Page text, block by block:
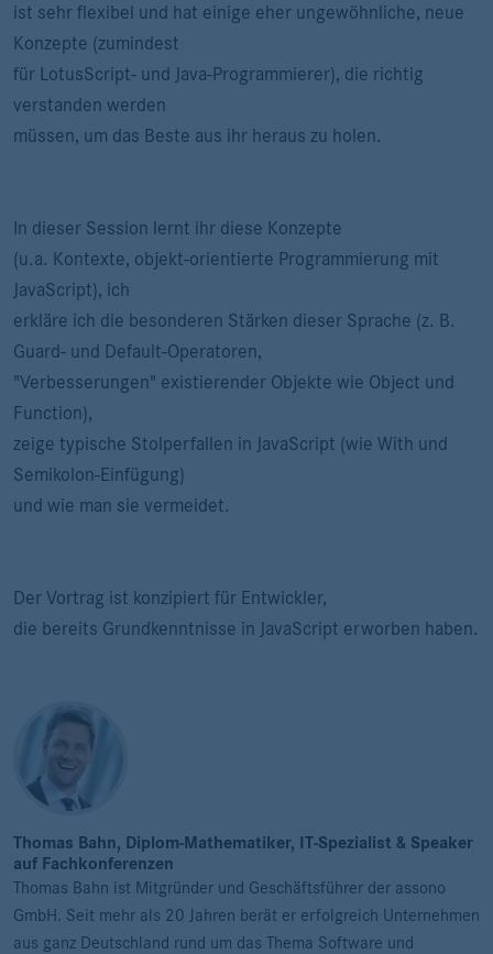
ist sehr flexibel und hat einige eher ungewöhnliche, neue
Konzepte (zumindest
für LotusScript- und Java-Programmierer), die richtig
verstanden werden
müssen, um das Beste aus ihr heraus zu holen.
In dieser Session lernt ihr diese Konzepte
(u.a. Kontexte, objekt-orientierte Programmierung mit
JavaScript), ich
erkläre ich die besonderen Stärken dieser Sprache (z. B.
Guard- und Default-Operatoren,
"Verbesserungen" existierender Objekte wie Object und
Function),
zeige typische Stolperfallen in JavaScript (wie With und
Semikolon-Einfügung)
und wie man sie vermeidet.
Der Vortrag ist konzipiert für Entwickler,
die bereits Grundkenntnisse in JavaScript erworben haben.
Thomas Bahn, Diplom-Mathematiker, IT-Spezialist & Speaker
auf Fachkonferenzen
Thomas Bahn ist Mitgründer und Geschäftsführer der assono
GmbH. Seit mehr als 20 Jahren berät er erfolgreich Unternehmen
aus ganz Deutschland rund um das Thema Software und